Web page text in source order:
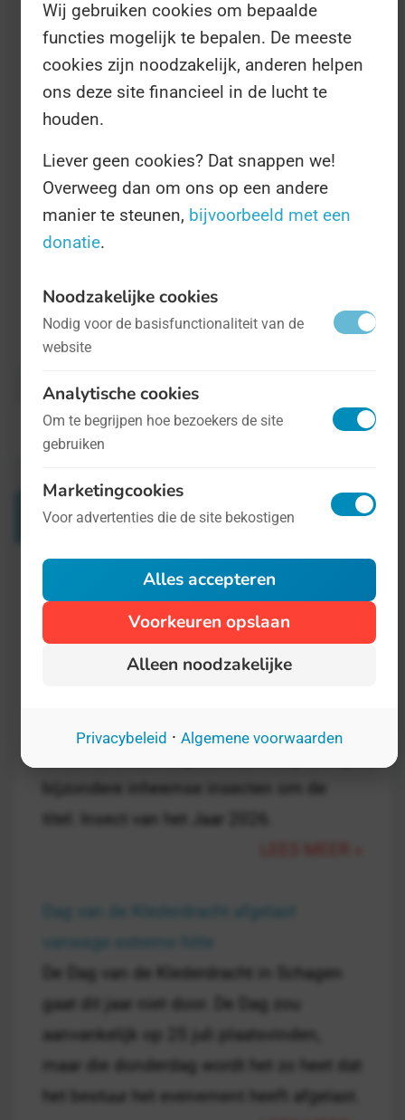
het evenement het jaar erop wel door zou
gaan.
Dat gebeurt in 2017 dus wel. Op zaterdag
6 mei kan iedereen terecht in de haven
van Lauwersoog. Daar zijn
garnalenproeverijen, demonstraties van
oude ambachten, en 'veel nautische
staat opwww.dagvandegarnaal.nl
« Terug naar Nieuws
Meer nieuws
Stemmen maar! De meest kriebelige
verkiezing van het jaar is geopend
We mogen weer naar de stembus! Niet
meest fascinerende bewoners van ons
titel: Insect van het Jaar 2026.
Dag van de Klederdracht afgelast
vanwege extreme hitte
De Dag van de Klederdracht in Schagen
gaat dit jaar niet door. De Dag zou
aanvankelijk op 25 juli plaatsvinden,
maar die donderdag wordt het zo heet dat
het bestuur het evenement heeft afgelast.
Wij gebruiken cookies om bepaalde
functies mogelijk te bepalen. De meeste
cookies zijn noodzakelijk, anderen helpen
ons deze site financieel in de lucht te
houden.
Liever geen cookies? Dat snappen we!
Overweeg dan om ons op een andere
manier te steunen, bijvoorbeeld met een
donatie.
Noodzakelijke cookies
Nodig voor de basisfunctionaliteit van de
website
Analytische cookies
Om te begrijpen hoe bezoekers de site
gebruiken
Marketingcookies
Voor advertenties die de site bekostigen
Alles accepteren
Voorkeuren opslaan
Alleen noodzakelijke
Privacybeleid · Algemene voorwaarden